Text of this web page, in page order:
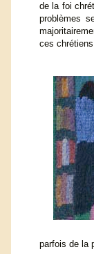
de la foi
problèmes
ces
parfois de la